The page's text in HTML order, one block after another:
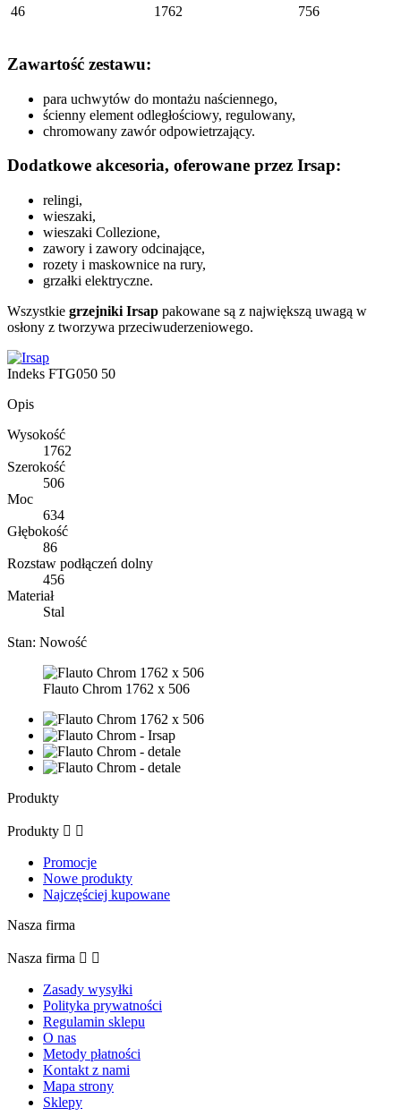
46 1762 756
Zawartość zestawu:
para uchwytów do montażu naściennego,
ścienny element odległościowy, regulowany,
chromowany zawór odpowietrzający.
Dodatkowe akcesoria, oferowane przez Irsap:
relingi,
wieszaki,
wieszaki Collezione,
zawory i zawory odcinające,
rozety i maskownice na rury,
grzałki elektryczne.
Wszystkie grzejniki Irsap pakowane są z największą uwagą w
osłony z tworzywa przeciwuderzeniowego.
Indeks FTG050 50
Opis
Wysokość
1762
Szerokość
506
Moc
634
Głębokość
86
Rozstaw podłączeń dolny
456
Materiał
Stal
Stan: Nowość
Flauto Chrom 1762 x 506
Produkty
Produkty  
Promocje
Nowe produkty
Najczęściej kupowane
Nasza firma
Nasza firma  
Zasady wysyłki
Polityka prywatności
Regulamin sklepu
O nas
Metody płatności
Kontakt z nami
Mapa strony
Sklepy